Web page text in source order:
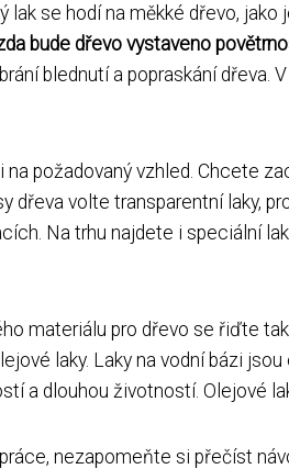
se hodí na měkké dřevo, jako
bude dřevo vystaveno
blednutí a popraskání
požadovaný vzhled. Chcete
dřeva volte transparentní laky,
Na trhu najdete i speciální
materiálu pro dřevo se řiďte
laky. Laky na vodní bázi
a dlouhou životností. Olejové
nezapomeňte si přečíst